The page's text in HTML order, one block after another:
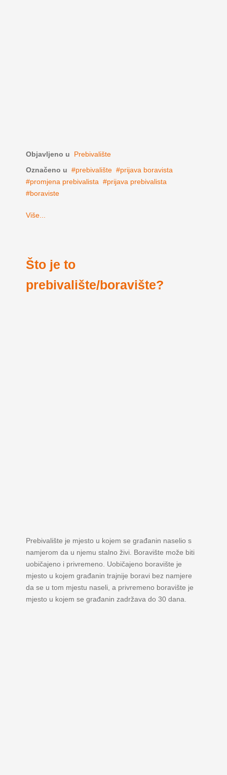
Objavljeno u
Prebivalište
Označeno u
prebivalište
prijava boravista
promjena prebivalista
prijava prebivalista
boraviste
Više...
Što je to
prebivalište/boravište?
Prebivalište je mjesto u kojem se građanin naselio s
namjerom da u njemu stalno živi. Boravište može biti
uobičajeno i privremeno. Uobičajeno boravište je
mjesto u kojem građanin trajnije boravi bez namjere
da se u tom mjestu naseli, a privremeno boravište je
mjesto u kojem se građanin zadržava do 30 dana.